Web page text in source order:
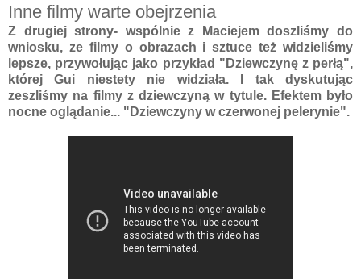
Inne filmy warte obejrzenia
Z drugiej strony- wspólnie z Maciejem doszliśmy do
wniosku, ze filmy o obrazach i sztuce też widzieliśmy
lepsze, przywołując jako przykład "Dziewczynę z perłą",
której Gui niestety nie widziała. I tak dyskutując
zeszliśmy na filmy z dziewczyną w tytule. Efektem było
nocne oglądanie... "Dziewczyny w czerwonej pelerynie".